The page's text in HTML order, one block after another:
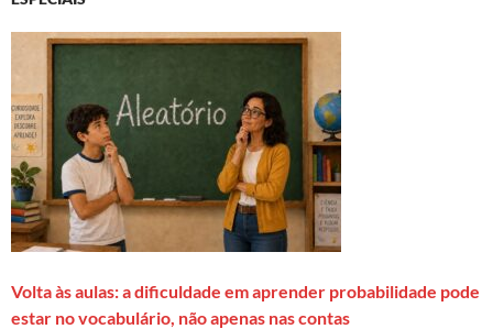
Volta às aulas: a dificuldade em aprender probabilidade pode
estar no vocabulário, não apenas nas contas